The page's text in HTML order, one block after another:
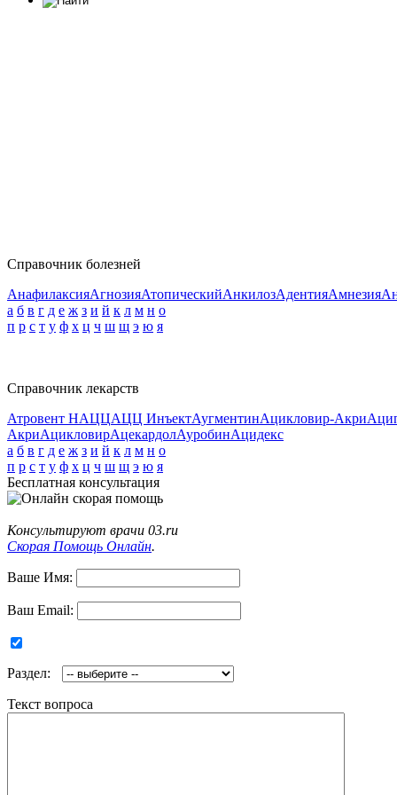
Справочник болезней
АнафилаксияАгнозияАтопическийАнкилозАдентияАмнезия
а б в г д е ж з и й к л м н о
п р с т у ф х ц ч ш щ э ю я
Справочник лекарств
Атровент НАЦЦАЦЦ ИнъектАугментинАцикловир-Акри
АкриАцикловирАцекардолАуробинАцидекс
а б в г д е ж з и й к л м н о
п р с т у ф х ц ч ш щ э ю я
Бесплатная консультация
Консультируют врачи 03.ru
Скорая Помощь Онлайн.
Ваше Имя:
Ваш Email:
Раздел:
Текст вопроса